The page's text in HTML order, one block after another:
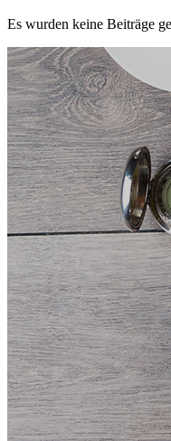
Es wurden keine Beiträge